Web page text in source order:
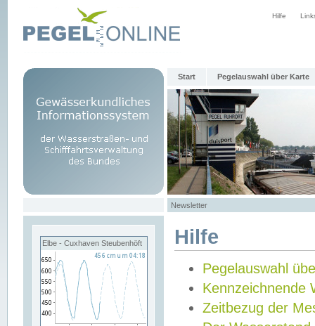
Hilfe
Start Pegelauswahl über Karte
Newsletter
Elbe - Cuxhaven Steubenhöft Hilfe
Pegelauswahl
Kennzeichnende
Zeitbezug der